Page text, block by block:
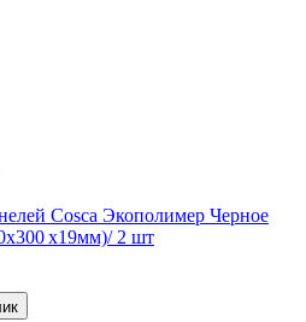
Cosca Экополимер Черное
х19мм)/ 2 шт